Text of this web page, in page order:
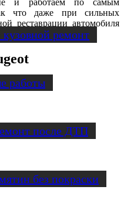
ремонт
работы
после ДТП
без покраски
и работаем по самым
что даже при сильных
реставрации автомобиля